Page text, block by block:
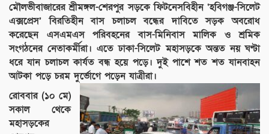
মৌলভীবাজারের শ্রীমঙ্গল-শেরপুর সড়কে ফিটনেসবিহীন ‘হবিগঞ্জ-সিলেট
এক্সপ্রেস’ বিরতিহীন বাস চলাচল বন্ধের দাবিতে সড়ক অবরোধ
করেছেন এসএমএস পরিবহনের বাস-মিনিবাস মালিক ও শ্রমিক
সংগঠনের নেতাকর্মীরা। এতে ঢাকা-সিলেট মহাসড়কে অন্তত নয় ঘণ্টা
ধরে যান চলাচল কার্যত বন্ধ হয়ে পড়ে। দুই পাশে শত শত যানবাহন
আটকা পড়ে চরম দুর্ভোগে পড়েন যাত্রীরা।
রোববার (১০ মে)
সকাল থেকে
মহাসড়কের